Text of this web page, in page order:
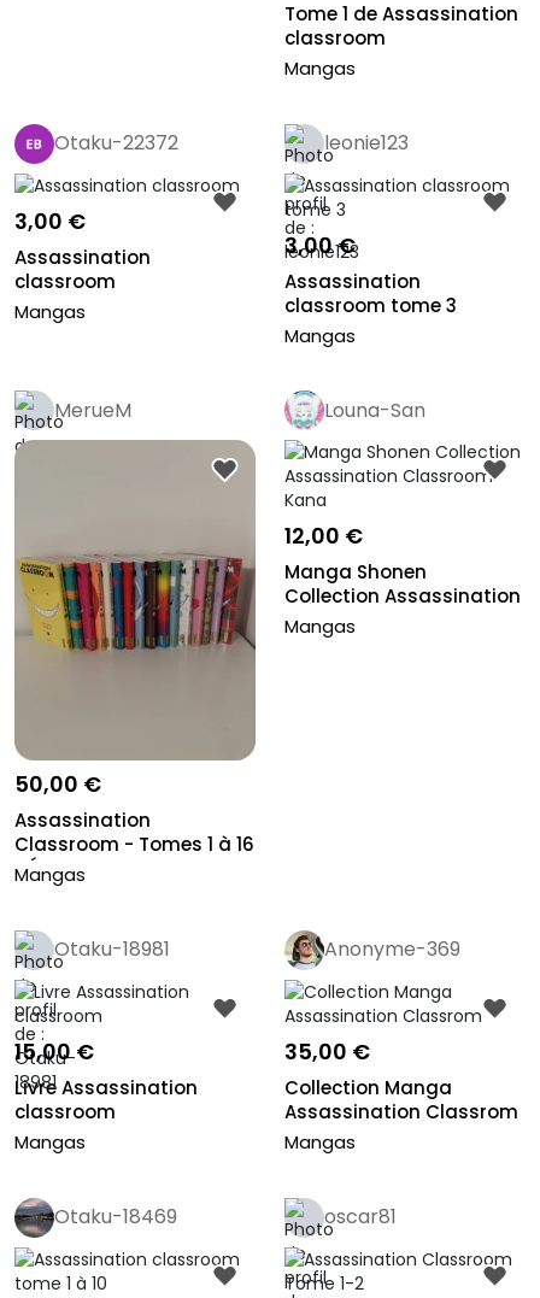
Tome 1 de Assassination
classroom
Mangas
Otaku-22372
3,00 €
Assassination
classroom
Mangas
leonie123
3,00 €
Assassination
classroom tome 3
Mangas
MerueM
50,00 €
Assassination
Classroom - Tomes 1 à 16
- Édition K...
Mangas
Louna-San
12,00 €
Manga Shonen
Collection Assassination
Classroom Ka...
Mangas
Otaku-18981
15,00 €
Livre Assassination
classroom
Mangas
Anonyme-369
35,00 €
Collection Manga
Assassination Classrom
Mangas
Otaku-18469 oscar81